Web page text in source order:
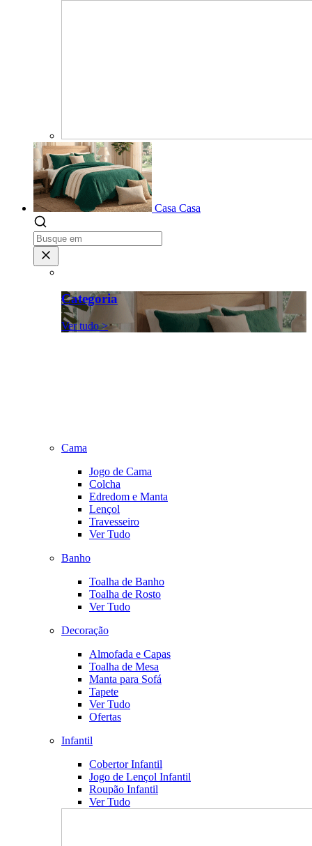
Casa Casa
Categoria
Ver tudo >
Cama
Jogo de Cama
Colcha
Edredom e Manta
Lençol
Travesseiro
Ver Tudo
Banho
Toalha de Banho
Toalha de Rosto
Ver Tudo
Decoração
Almofada e Capas
Toalha de Mesa
Manta para Sofá
Tapete
Ver Tudo
Ofertas
Infantil
Cobertor Infantil
Jogo de Lençol Infantil
Roupão Infantil
Ver Tudo